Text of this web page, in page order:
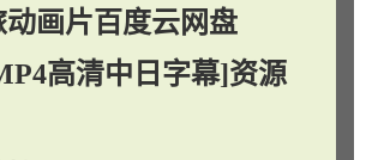
动画片百度云网盘
高清中日字幕]资源